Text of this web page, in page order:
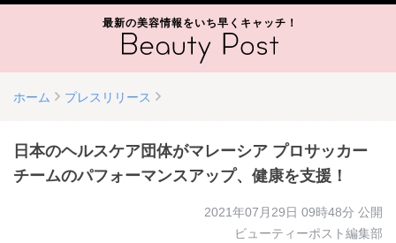
最新の美容情報をいち早くキャッチ！
ホーム プレスリリース
日本のヘルスケア団体がマレーシア プロサッカー
チームのパフォーマンスアップ、健康を支援！
2021年07月29日 09時48分 公開
ビューティーポスト編集部